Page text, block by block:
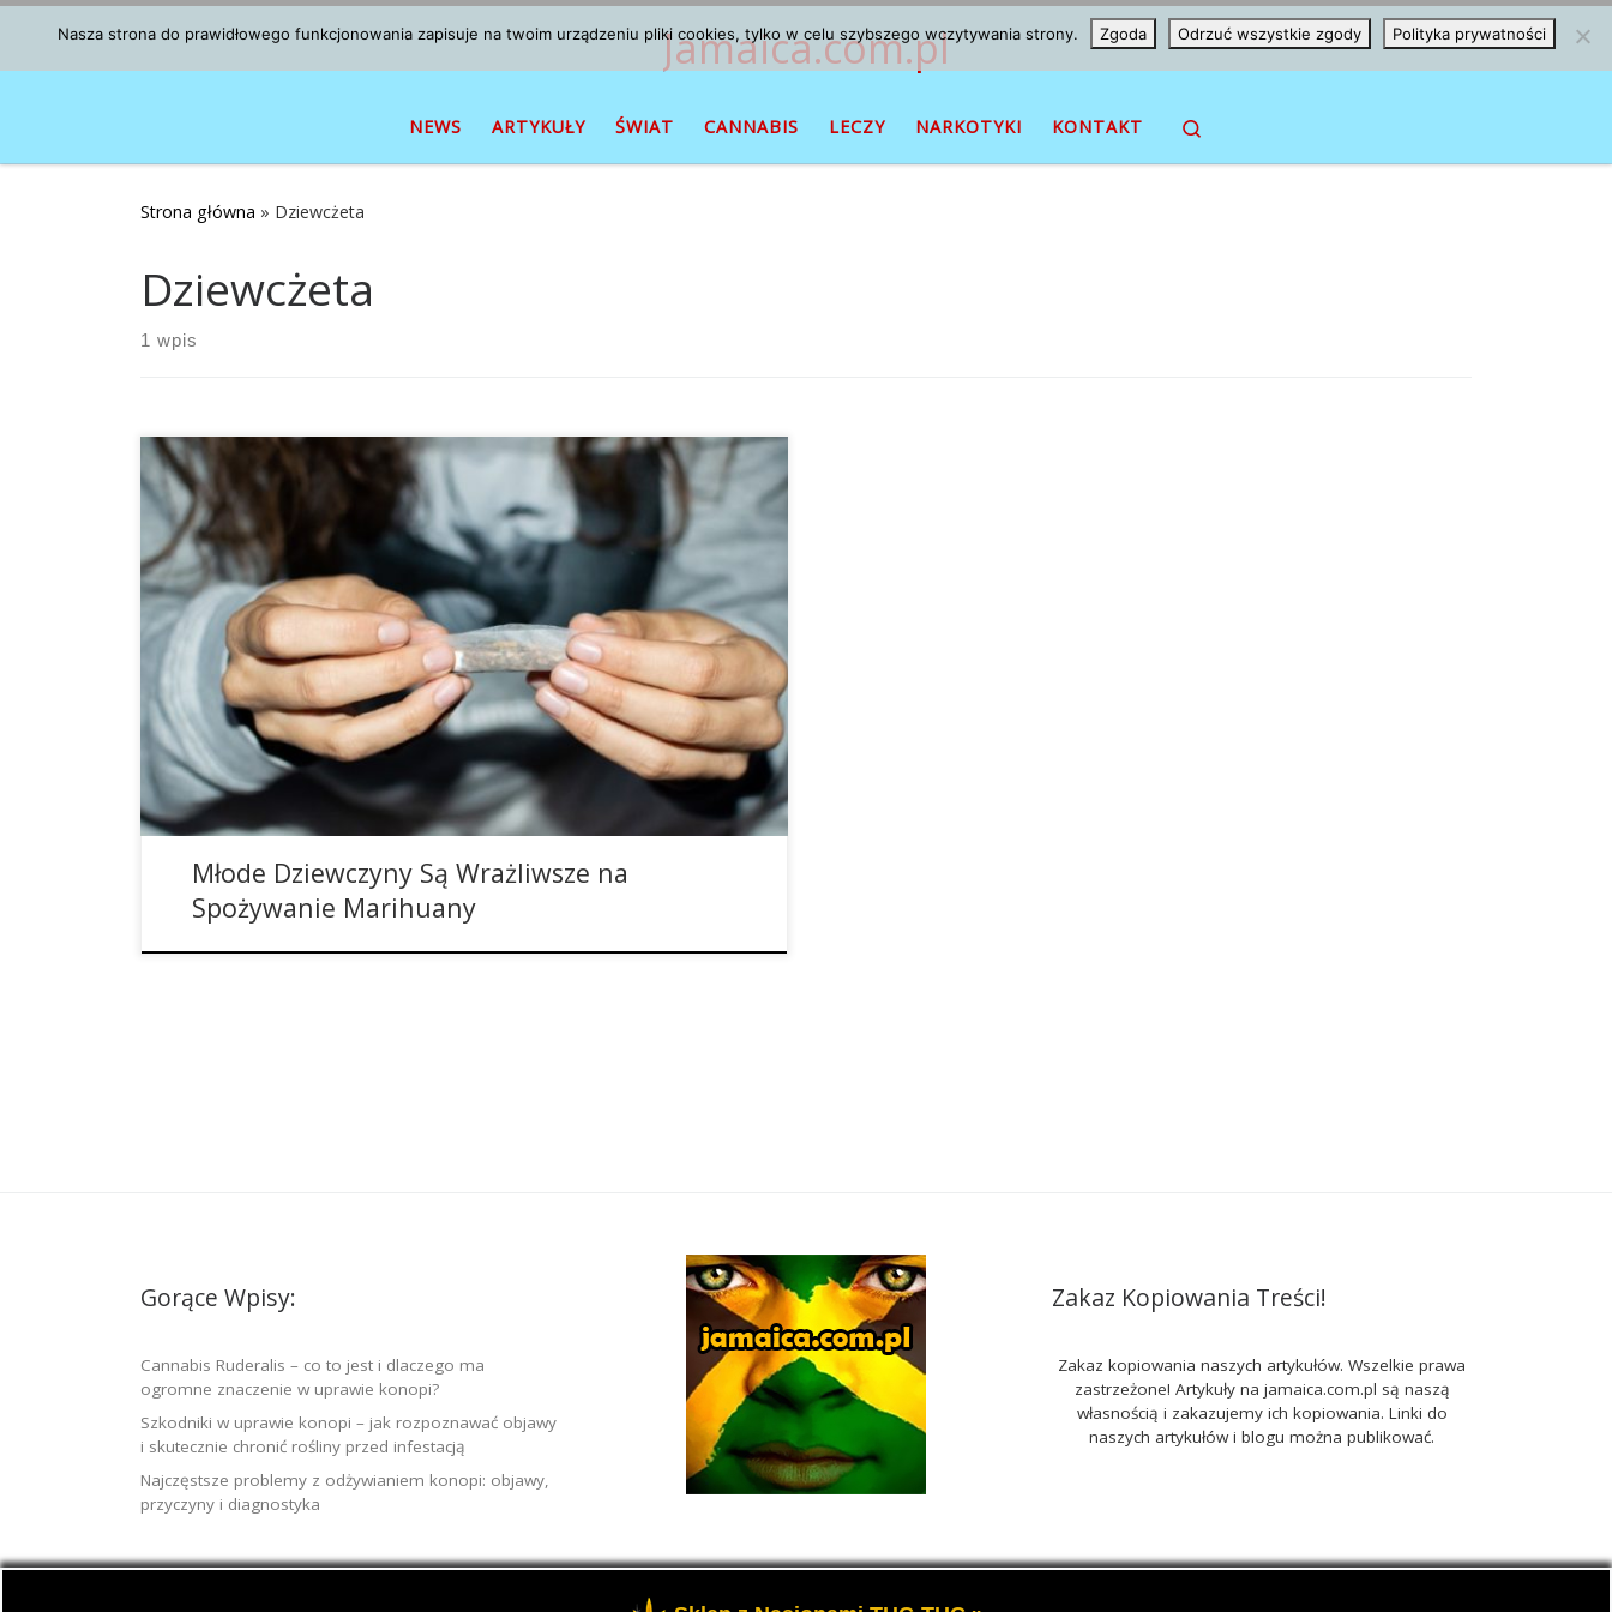
Przejdź do treści Jamaica.com.pl
NEWS ARTYKUŁY ŚWIAT CANNABIS LECZY NARKOTYKI KONTAKT
Strona główna » Dziewcżeta
Dziewcżeta
1 wpis
Młodociane kobiety są bardziej wrażliwe na palenie konopi indyjskich, co może
mieć niekorzystny wpływ na rozwój ich mózgu. Według ostatnich badań,
negatywne konsekwencje wydają się być bardziej zauważalne u dziewcząt niż u
chłopców. Dziewczynki i chłopcy nie rozwijają się w tym samym tempie. Często
dziewczyny wydają się trochę wyprzedzać chłopców. […]
Młode Dziewczyny Są Wrażliwsze na
Spożywanie Marihuany
Gorące Wpisy:
Cannabis Ruderalis – co to jest i dlaczego ma
ogromne znaczenie w uprawie konopi?
Szkodniki w uprawie konopi – jak rozpoznawać objawy
i skutecznie chronić rośliny przed infestacją
Najczęstsze problemy z odżywianiem konopi: objawy,
przyczyny i diagnostyka
Zakaz Kopiowania Treści!
Zakaz kopiowania naszych artykułów. Wszelkie prawa
zastrzeżone! Artykuły na jamaica.com.pl są naszą
własnością i zakazujemy ich kopiowania. Linki do
naszych artykułów i blogu można publikować.
Nasza strona do prawidłowego funkcjonowania zapisuje na twoim urządzeniu pliki cookies, tylko w celu szybszego wczytywania strony. Zgoda Odrzuć wszystkie zgody Polityka prywatności